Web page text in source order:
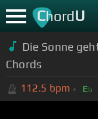
ChordU
Die Sonne
Chords
112.5 bpm Eb